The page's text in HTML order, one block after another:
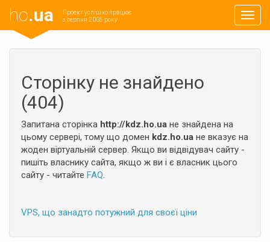
ho.ua
Проект успішно працює
з серпня 2005 року
Сторінку не знайдено
(404)
Запитана сторінка http://kdz.ho.ua не знайдена на
цьому сервері, тому що домен kdz.ho.ua не вказує на
жоден віртуальній сервер. Якщо ви відвідувач сайту -
пишіть власнику сайта, якщо ж ви і є власник цього
сайту - читайте FAQ.
VPS, що занадто потужний для своєї ціни